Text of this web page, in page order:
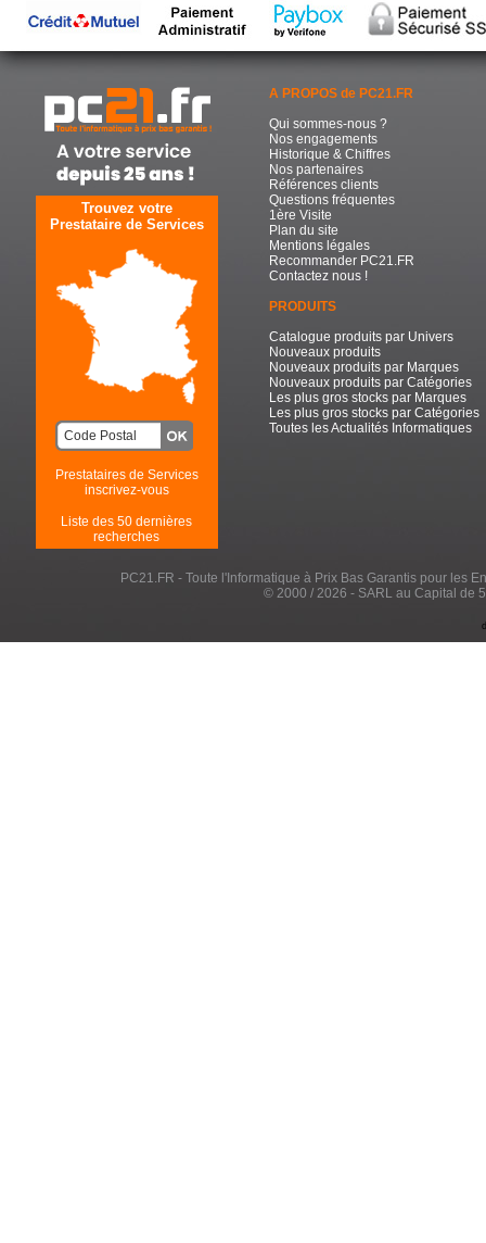
Trouvez votre
Prestataire de Services
Prestataires de Services
inscrivez-vous
Liste des 50 dernières
recherches
A PROPOS de PC21.FR
Qui sommes-nous ?
Nos engagements
Historique & Chiffres
Nos partenaires
Références clients
Questions fréquentes
1ère Visite
Plan du site
Mentions légales
Recommander PC21.FR
Contactez nous !
PRODUITS
Catalogue produits par Univers
Nouveaux produits
Nouveaux produits par Marques
Nouveaux produits par Catégories
Les plus gros stocks par Marques
Les plus gros stocks par Catégories
Toutes les Actualités Informatiques
PC21.FR - Toute l'Informatique à Prix Bas Garantis pour les
© 2000 / 2026 - SARL au Capital de